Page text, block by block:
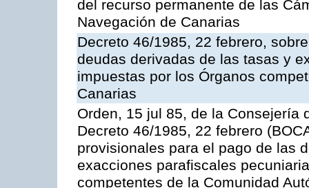
del recurso permanente de las
Navegación de Canarias
Decreto 46/1985, 22 febrero,
deudas derivadas de las tasas y
impuestas por los Órganos
Canarias
Orden, 15 jul 85, de la Consejería
Decreto 46/1985, 22 febrero
provisionales para el pago de las
exacciones parafiscales
competentes de la Comunidad